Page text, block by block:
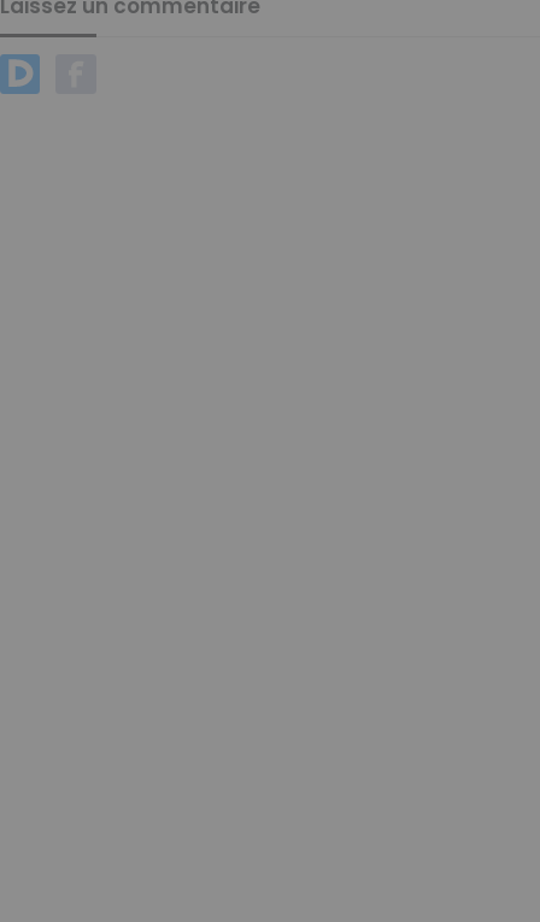
Laissez un commentaire